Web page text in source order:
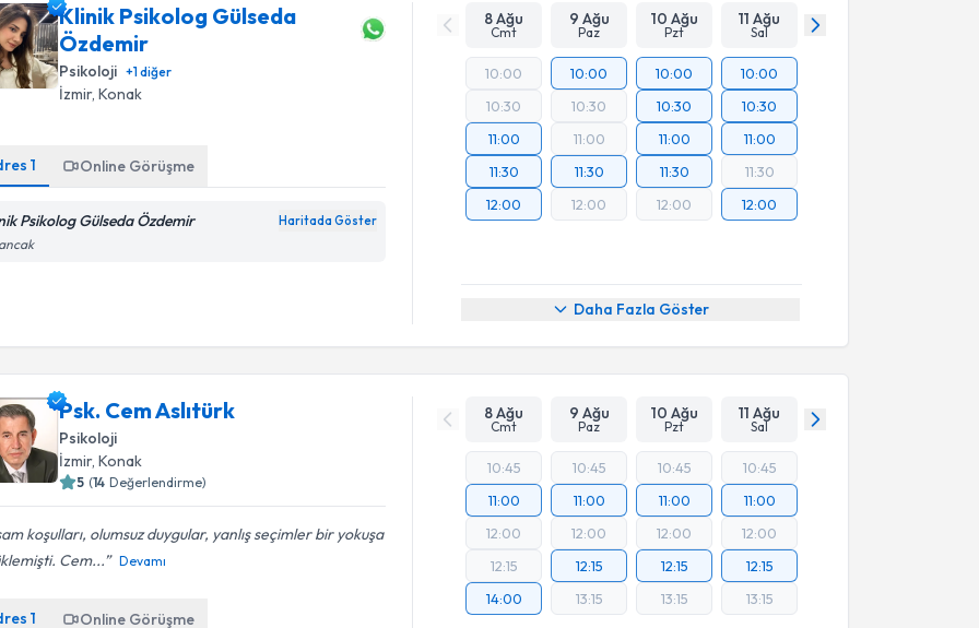
Klinik Psikolog Gülseda
Özdemir
Psikoloji +1diğer
İzmir, Konak
1 Online Görüşme
Psikolog Gülseda Özdemir Haritada Göster
8 Ağu
Cmt
9 Ağu
Paz
10 Ağu
Pzt
11 Ağu
Sal
10:00
10:30
11:00
11:30
12:00
10:00
10:30
11:00
11:30
12:00
10:00
10:30
11:00
11:30
12:00
10:00
10:30
11:00
11:30
12:00
Daha Fazla Göster
Psk. Cem Aslıtürk
Psikoloji
İzmir, Konak
5 (14 Değerlendirme)
koşulları, olumsuz duygular, yanlış seçimler bir yokuşa
Cem...
Devamı
1 Online Görüşme
8 Ağu
Cmt
9 Ağu
Paz
10 Ağu
Pzt
11 Ağu
Sal
10:45
11:00
12:00
12:15
14:00
10:45
11:00
12:00
12:15
13:15
10:45
11:00
12:00
12:15
13:15
10:45
11:00
12:00
12:15
13:15